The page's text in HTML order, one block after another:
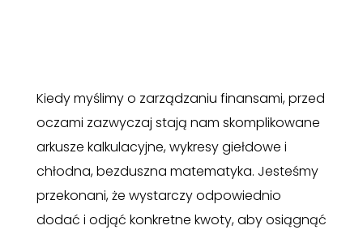
Kiedy myślimy o zarządzaniu finansami, przed
oczami zazwyczaj stają nam skomplikowane
arkusze kalkulacyjne, wykresy giełdowe i
chłodna, bezduszna matematyka. Jesteśmy
przekonani, że wystarczy odpowiednio
dodać i odjąć konkretne kwoty, aby osiągnąć